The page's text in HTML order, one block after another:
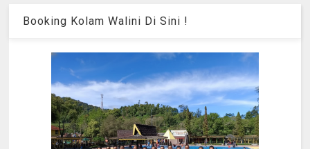
Booking Kolam Walini Di Sini !